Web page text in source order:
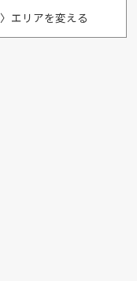
〉エリアを変える